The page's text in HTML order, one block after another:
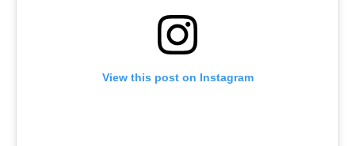
View this post on Instagram